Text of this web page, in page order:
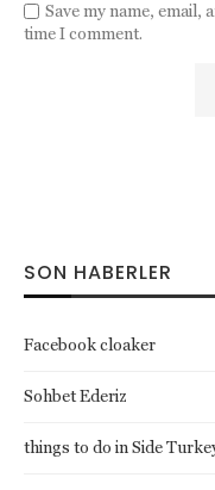
Save my name, email,
time I comment.
SON HABERLER
Facebook cloaker
Sohbet Ederiz
things to do in Side